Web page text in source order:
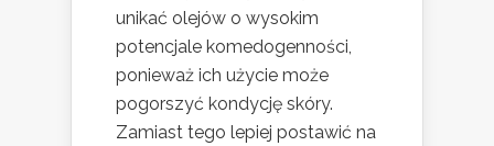
unikać olejów o wysokim
potencjale komedogenności,
ponieważ ich użycie może
pogorszyć kondycję skóry.
Zamiast tego lepiej postawić na